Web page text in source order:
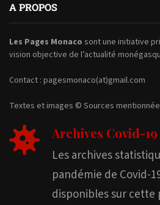
A PROPOS
Les Pages Monaco sont une initiative
vision objective de l’actualité
Contact : pagesmonaco(at)gmail.com
Textes et images © Sources
Archives Covid-
Les archives
pandémie de Covid-
disponibles sur cette